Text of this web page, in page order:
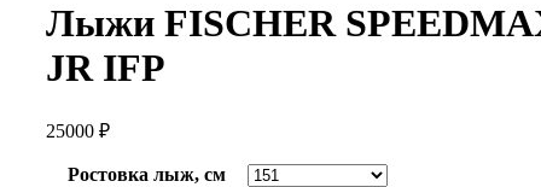
Лыжи FISCHER
JR IFP
25000 ₽
Ростовка лыж, см